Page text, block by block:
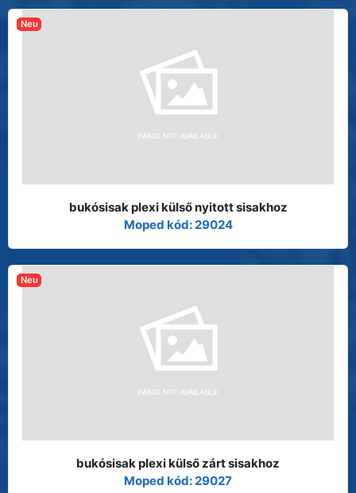
Neu
bukósisak plexi külső nyitott sisakhoz
Moped kód: 29024
Neu
bukósisak plexi külső zárt sisakhoz
Moped kód: 29027